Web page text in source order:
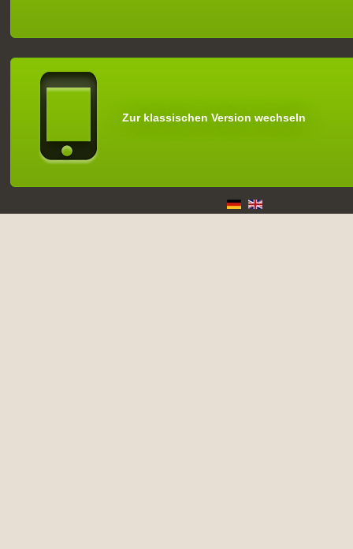
Zur klassischen Version wechseln